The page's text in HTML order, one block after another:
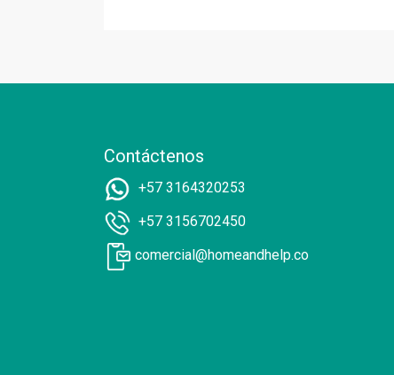
Contáctenos
+57 3164320253
+57 3156702450
comercial@homeandhelp.co